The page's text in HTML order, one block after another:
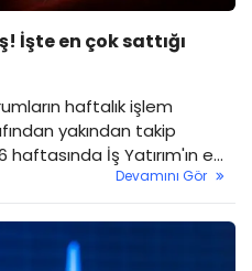
İşte en çok sattığı
haftalık işlem
yakından takip
haftasında İş Yatırım'ın en
de ortaya çıktı.
Devamını Gör